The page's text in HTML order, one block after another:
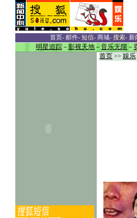
首页- 邮件- 短信- 商城- 搜索- 新
明星追踪 － 影视天地 － 音乐无限 －
首页 >> 娱乐